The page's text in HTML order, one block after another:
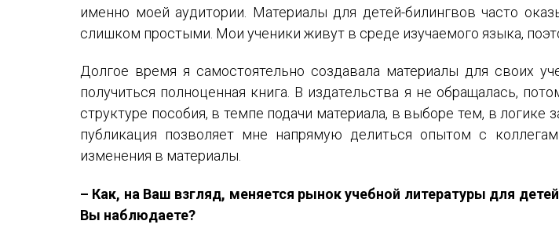
именно моей аудитории. Материалы для детей-билингвов часто
слишком простыми. Мои ученики живут в среде изучаемого языка,
Долгое время я самостоятельно создавала материалы для своих
получиться полноценная книга. В издательства я не обращалась,
структуре пособия, в темпе подачи материала, в выборе тем, в
публикация позволяет мне напрямую делиться опытом с
изменения в материалы.
– Как, на Ваш взгляд, меняется рынок учебной литературы для
Вы наблюдаете?